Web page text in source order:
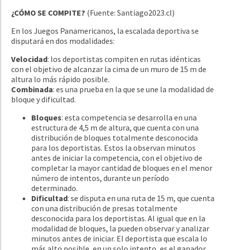
¿CÓMO SE COMPITE? (Fuente: Santiago2023.cl)
En los Juegos Panamericanos, la escalada deportiva se
disputará en dos modalidades:
Velocidad: los deportistas compiten en rutas idénticas
con el objetivo de alcanzar la cima de un muro de 15 m de
altura lo más rápido posible.
Combinada: es una prueba en la que se une la modalidad de
bloque y dificultad.
Bloques: esta competencia se desarrolla en una
estructura de 4,5 m de altura, que cuenta con una
distribución de bloques totalmente desconocida
para los deportistas. Estos la observan minutos
antes de iniciar la competencia, con el objetivo de
completar la mayor cantidad de bloques en el menor
número de intentos, durante un período
determinado.
Dificultad: se disputa en una ruta de 15 m, que cuenta
con una distribución de presas totalmente
desconocida para los deportistas. Al igual que en la
modalidad de bloques, la pueden observar y analizar
minutos antes de iniciar. El deportista que escala lo